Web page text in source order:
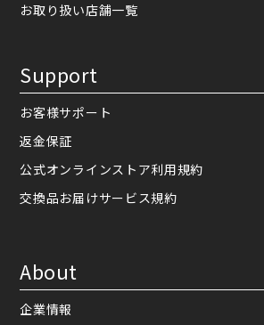
お取り扱い店舗一覧
Support
お客様サポート
返金保証
公式オンラインストア利用規約
交換品お届けサービス規約
About
企業情報